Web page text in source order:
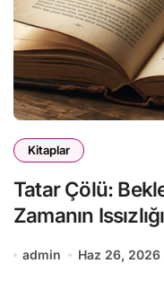
Kitaplar
Tatar Çölü:
Zamanın Issızlığı
admin Haz 26, 2026